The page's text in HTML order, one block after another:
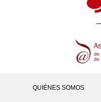
QUIÉNES SOMOS